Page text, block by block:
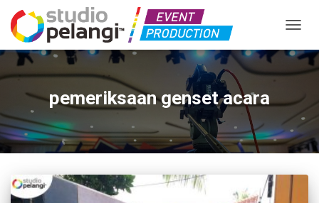
pemeriksaan genset acara